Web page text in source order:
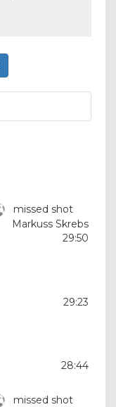
missed shot
Markuss Skrebs
29:50
29:23
28:44
missed shot